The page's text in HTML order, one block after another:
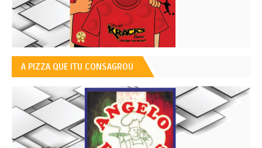
A PIZZA QUE ITU CONSAGROU